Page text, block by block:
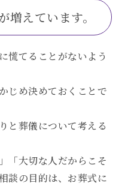
えています。
慌てることがないよう
じめ決めておくことで
と葬儀について考える
「大切な人だからこそ
談の目的は、お葬式に